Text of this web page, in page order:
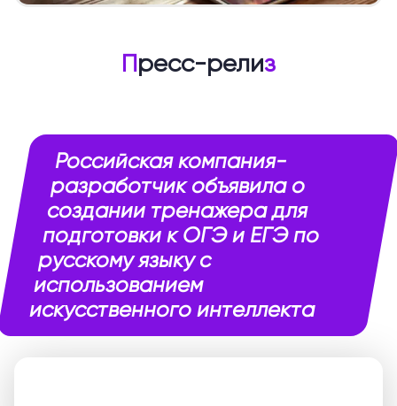
Пресс-релиз
Российская компания-
разработчик объявила о
создании тренажера для
подготовки к ОГЭ и ЕГЭ по
русскому языку с
использованием
искусственного интеллекта